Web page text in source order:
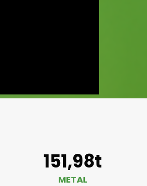
151,98t
METAL